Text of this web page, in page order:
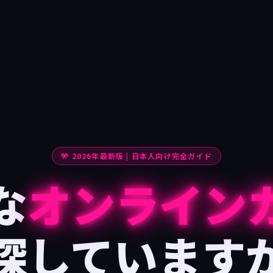
🎌 2026年最新版 | 日本人向け完全ガイド
オンライン
しています